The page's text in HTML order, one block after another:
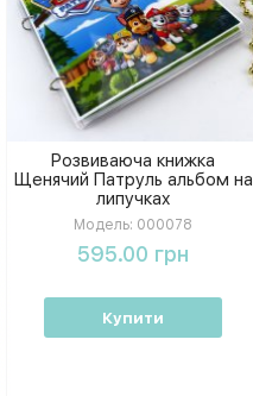
Розвиваюча книжка
Щенячий Патруль альбом на
липучках
Модель: 000078
595.00 грн
Купити